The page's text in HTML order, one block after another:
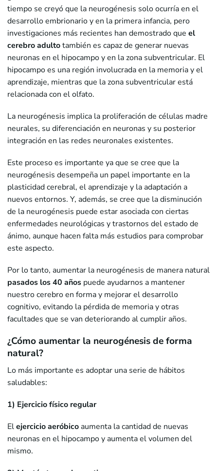
tiempo se creyó que la neurogénesis solo ocurría en el
desarrollo embrionario y en la primera infancia, pero
investigaciones más recientes han demostrado que el
cerebro adultotambién es capaz de generar nuevas
neuronas en el hipocampo y en la zona subventricular. El
hipocampo es una región involucrada en la memoria y el
aprendizaje, mientras que la zona subventricular está
relacionada con el olfato.
La neurogénesis implica la proliferación de células madre
neurales, su diferenciación en neuronas y su posterior
integración en las redes neuronales existentes.
Este proceso es importante ya que se cree que la
neurogénesis desempeña un papel importante en la
plasticidad cerebral, el aprendizaje y la adaptación a
nuevos entornos. Y, además, se cree que la disminución
de la neurogénesis puede estar asociada con ciertas
enfermedades neurológicas y trastornos del estado de
ánimo, aunque hacen falta más estudios para comprobar
este aspecto.
Por lo tanto, aumentar la neurogénesis de manera natural
pasados los 40 años puede ayudarnos a mantener
nuestro cerebro en forma y mejorar el desarrollo
cognitivo, evitando la pérdida de memoria y otras
facultades que se van deteriorando al cumplir años.
¿Cómo aumentar la neurogénesis de forma
natural?
Lo más importante es adoptar una serie de hábitos
saludables:
1) Ejercicio físico regular
Elejercicio aeróbico aumenta la cantidad de nuevas
neuronas en el hipocampo y aumenta el volumen del
mismo.